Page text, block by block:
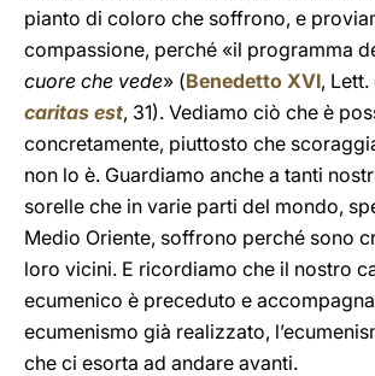
pianto di coloro che soffrono, e
compassione, perché «il programma
cuore che vede» (Benedetto XVI, Lett.
caritas est, 31). Vediamo ciò che è
concretamente, piuttosto che
non lo è. Guardiamo anche a tanti
sorelle che in varie parti del mondo,
Medio Oriente, soffrono perché sono
loro vicini. E ricordiamo che il nostro
ecumenico è preceduto e
ecumenismo già realizzato,
che ci esorta ad andare avanti.